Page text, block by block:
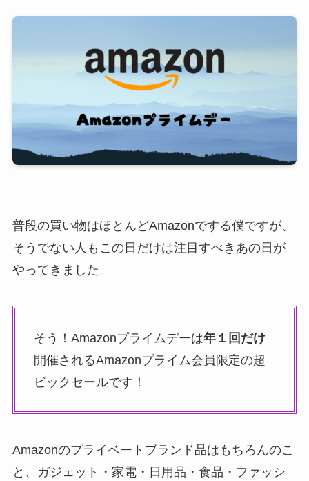
普段の買い物はほとんどAmazonでする僕ですが、
そうでない人もこの日だけは注目すべきあの日が
やってきました。
そう！Amazonプライムデーは年１回だけ
開催されるAmazonプライム会員限定の超
ビックセールです！
Amazonのプライベートブランド品はもちろんのこ
と、ガジェット・家電・日用品・食品・ファッシ